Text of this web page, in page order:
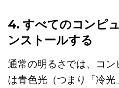
4. すべてのコンピ
ンストールする
通常の明るさでは、コン
は青色光（つまり「冷光